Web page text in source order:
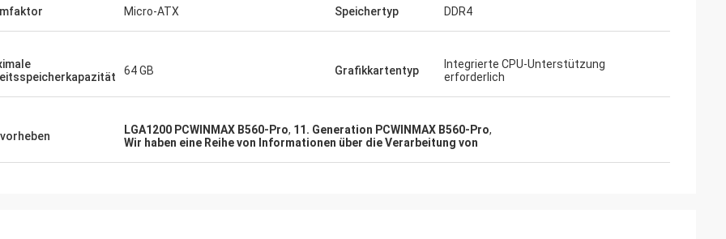
Micro-ATX Speichertyp DDR4
64 GB Grafikkartentyp
Integrierte CPU-Unterstützung
erforderlich
LGA1200 PCWINMAX B560-Pro, 11. Generation PCWINMAX B560-Pro,
Wir haben eine Reihe von Informationen über die Verarbeitung von